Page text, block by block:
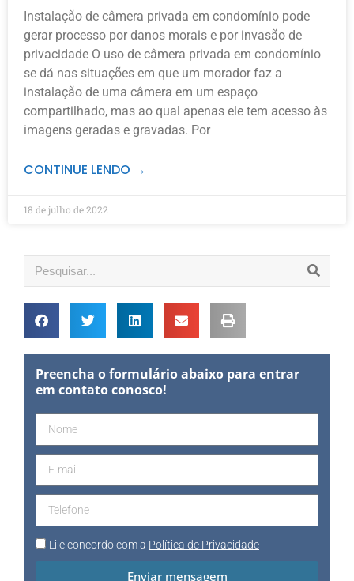
Instalação de câmera privada em condomínio pode
gerar processo por danos morais e por invasão de
privacidade O uso de câmera privada em condomínio
se dá nas situações em que um morador faz a
instalação de uma câmera em um espaço
compartilhado, mas ao qual apenas ele tem acesso às
imagens geradas e gravadas. Por
CONTINUE LENDO →
18 de julho de 2022
Preencha o formulário abaixo para entrar
em contato conosco!
Li e concordo com a Política de Privacidade
Enviar mensagem